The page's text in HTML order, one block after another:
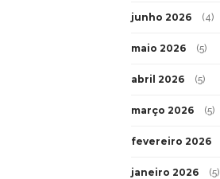
junho 2026 (4)
maio 2026 (5)
abril 2026 (5)
março 2026 (5)
fevereiro 2026
janeiro 2026 (5)